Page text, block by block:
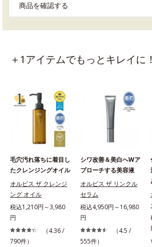
商品を確認する
＋1アイテムでもっとキレイに！
毛穴汚れ落ちに着目し
たクレンジングオイル
オルビス ザ クレンジ
ング オイル
税込1,210円～3,980
円
（4.36 /
790件）
シワ改善＆美白へWア
プローチする美容液
オルビス ザ リンクル
セラム
税込4,950円～16,980
円
（4.5 /
555件）